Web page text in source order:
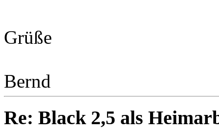
Grüße
Bernd
Re: Black 2,5 als